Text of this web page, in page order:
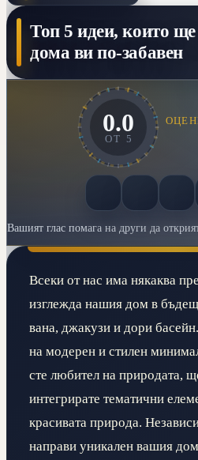
Топ 5 идеи, които
дома ви по-забавен
0.0
ОТ 5
Вашият глас помага на други да
Всеки от нас има някаква
изглежда нашия дом в
вана, джакузи и дори
на модерен и стилен
сте любител на природата,
интегрирате тематични
красивата природа.
направи уникален вашия